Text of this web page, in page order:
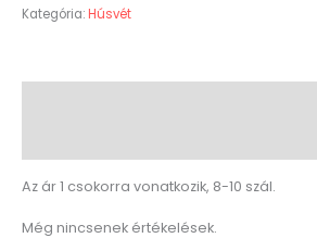
Kategória: Húsvét
Az ár 1 csokorra vonatkozik, 8-10 szál.
Még nincsenek értékelések.